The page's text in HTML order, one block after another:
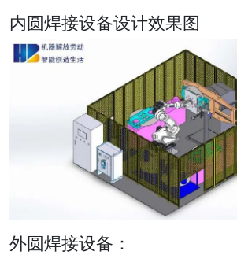
内圆焊接设备设计效果图
外圆焊接设备：